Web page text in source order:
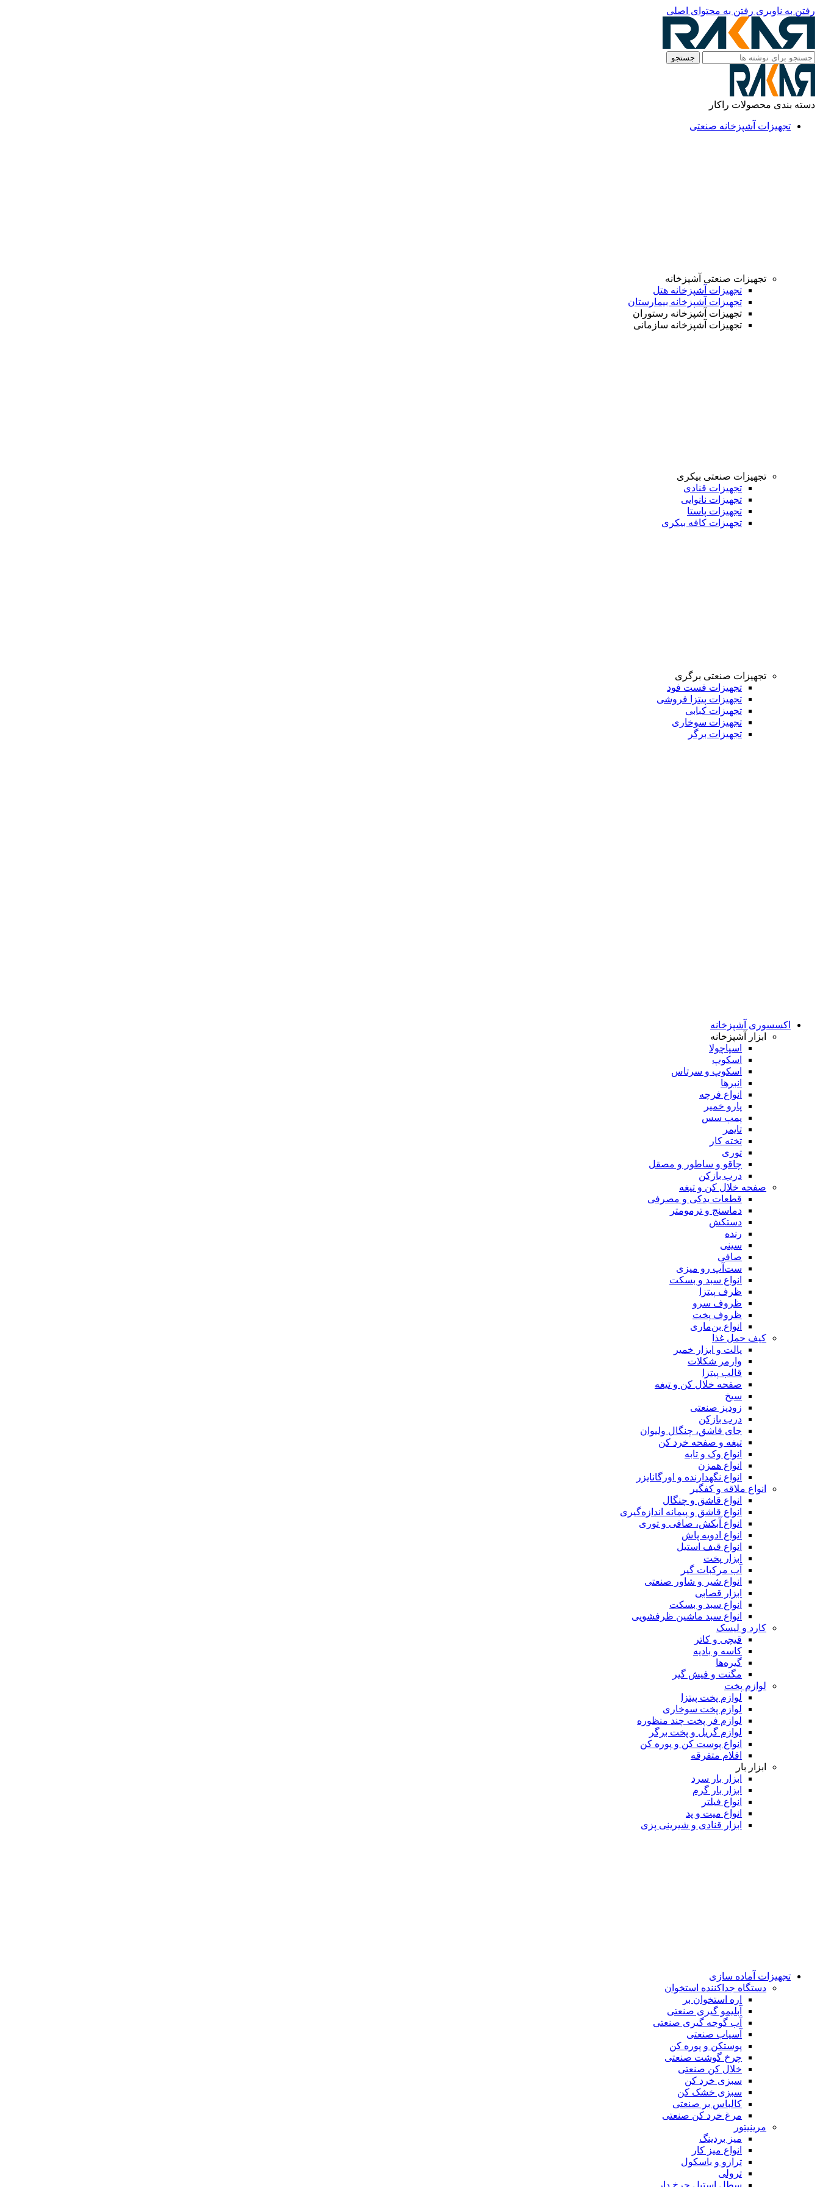
رفتن به ناوبری رفتن به محتوای اصلی
جستجو
دسته بندی محصولات راکار
تجهیزات آشپزخانه صنعتی
تجهیزات صنعتی آشپزخانه
تجهیزات آشپزخانه هتل
تجهیزات آشپزخانه بیمارستان
تجهیزات آشپزخانه رستوران
تجهیزات آشپزخانه سازمانی
تجهیزات صنعتی بیکری
تجهیزات قنادی
تجهیزات نانوایی
تجهیزات پاستا
تجهیزات کافه بیکری
تجهیزات صنعتی برگری
تجهیزات فست فود
تجهیزات پیتزا فروشی
تجهیزات کبابی
تجهیزات سوخاری
تجهیزات برگر
اکسسوری آشپزخانه
ابزار آشپزخانه
اسپاچولا
اسکوپ
اسکوپ و سرتاس
انبرها
انواع فرچه
پارو خمیر
پمپ سس
تایمر
تخته کار
توری
چاقو و ساطور و مصقل
درب بازکن
صفحه خلال کن و تیغه
قطعات یدکی و مصرفی
دماسنج و ترمومتر
دستکش
رنده
سینی
صافی
ست‌آپ رو میزی
انواع سبد و بسکت
ظرف پیتزا
ظروف سرو
ظروف پخت
انواع بن‌ماری
کیف حمل غذا
پالت و ابزار خمیر
وارمر شکلات
قالب پیتزا
صفحه خلال کن و تیغه
سیخ
زودپز صنعتی
درب بازکن
جای قاشق، چنگال ولیوان
تیغه و صفحه خرد کن
انواع وک و تابه
انواع همزن
انواع نگهدارنده و اورگانایزر
انواع ملاقه و کفگیر
انواع قاشق و چنگال
انواع قاشق و پیمانه اندازه‌گیری
انواع آبکش، صافی و توری
انواع ادویه پاش
انواع قیف استیل
ابزار پخت
آب مرکبات گیر
انواع شیر و شاور صنعتی
ابزار قصابی
انواع سبد و بسکت
انواع سبد ماشین ظرفشویی
کارد و لیسک
قیچی و کاتر
کاسه و بادیه
گیره‌ها
مگنت و فیش گیر
لوازم پخت
لوازم پخت پیتزا
لوازم پخت سوخاری
لوازم فر پخت چند منظوره
لوازم گریل و پخت برگر
انواع پوست کن و پوره کن
اقلام متفرقه
ابزار بار
ابزار بار سرد
ابزار بار گرم
انواع فیلتر
انواع میت و پد
ابزار قنادی و شیرینی پزی
تجهیزات آماده سازی
دستگاه جداکننده استخوان
اره استخوان بر
آبلیمو گیری صنعتی
آب گوجه گیری صنعتی
آسیاب صنعتی
پوستکن و پوره کن
چرخ گوشت صنعتی
خلال کن صنعتی
سبزی خرد کن
سبزی خشک کن
کالباس بر صنعتی
مرغ خرد کن صنعتی
مرینیتور
میز بردینگ
انواع میز کار
ترازو و باسکول
ترولی
سطل استیل چرخ دار